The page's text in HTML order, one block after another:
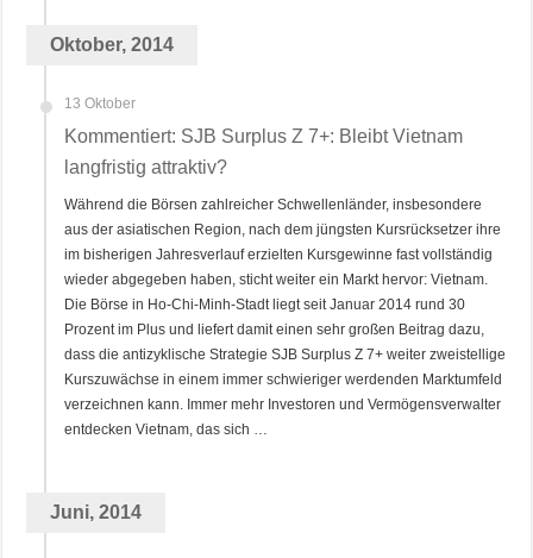
Oktober, 2014
13 Oktober
Kommentiert: SJB Surplus Z 7+: Bleibt Vietnam
langfristig attraktiv?
Während die Börsen zahlreicher Schwellenländer, insbesondere
aus der asiatischen Region, nach dem jüngsten Kursrücksetzer ihre
im bisherigen Jahresverlauf erzielten Kursgewinne fast vollständig
wieder abgegeben haben, sticht weiter ein Markt hervor: Vietnam.
Die Börse in Ho-Chi-Minh-Stadt liegt seit Januar 2014 rund 30
Prozent im Plus und liefert damit einen sehr großen Beitrag dazu,
dass die antizyklische Strategie SJB Surplus Z 7+ weiter zweistellige
Kurszuwächse in einem immer schwieriger werdenden Marktumfeld
verzeichnen kann. Immer mehr Investoren und Vermögensverwalter
entdecken Vietnam, das sich …
Juni, 2014